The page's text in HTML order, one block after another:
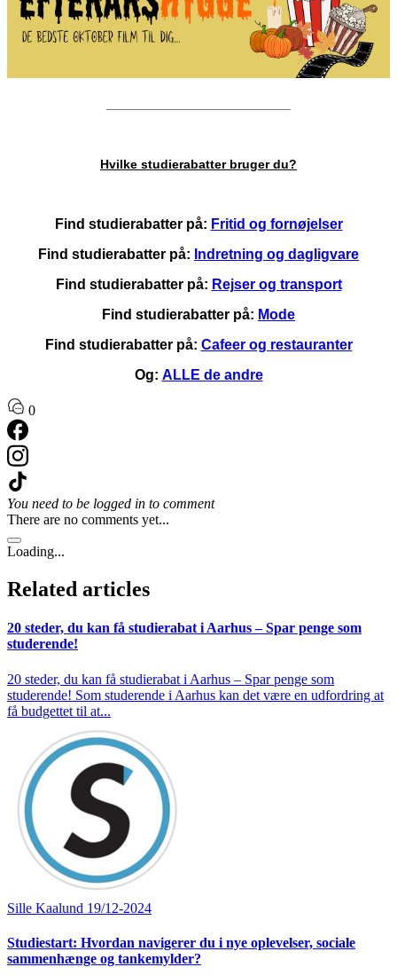
Hvilke studierabatter bruger du?
Find studierabatter på: Fritid og fornøjelser
Find studierabatter på: Indretning og dagligvare
Find studierabatter på: Rejser og transport
Find studierabatter på: Mode
Find studierabatter på: Cafeer og restauranter
Og: ALLE de andre
0
You need to be logged in to comment
There are no comments yet...
Loading...
Related articles
20 steder, du kan få studierabat i Aarhus – Spar penge som
studerende!
20 steder, du kan få studierabat i Aarhus – Spar penge som
studerende! Som studerende i Aarhus kan det være en udfordring at
få budgettet til at...
Sille Kaalund 19/12-2024
Studiestart: Hvordan navigerer du i nye oplevelser, sociale
sammenhænge og tankemylder?